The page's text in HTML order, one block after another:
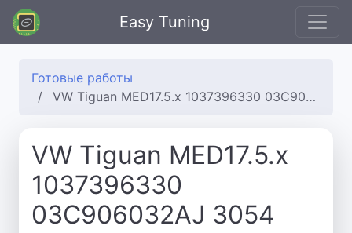
Easy Tuning
Готовые работы
VW Tiguan MED17.5.x 1037396330 03C906032AJ 3054
VW Tiguan MED17.5.x
1037396330
03C906032AJ 3054